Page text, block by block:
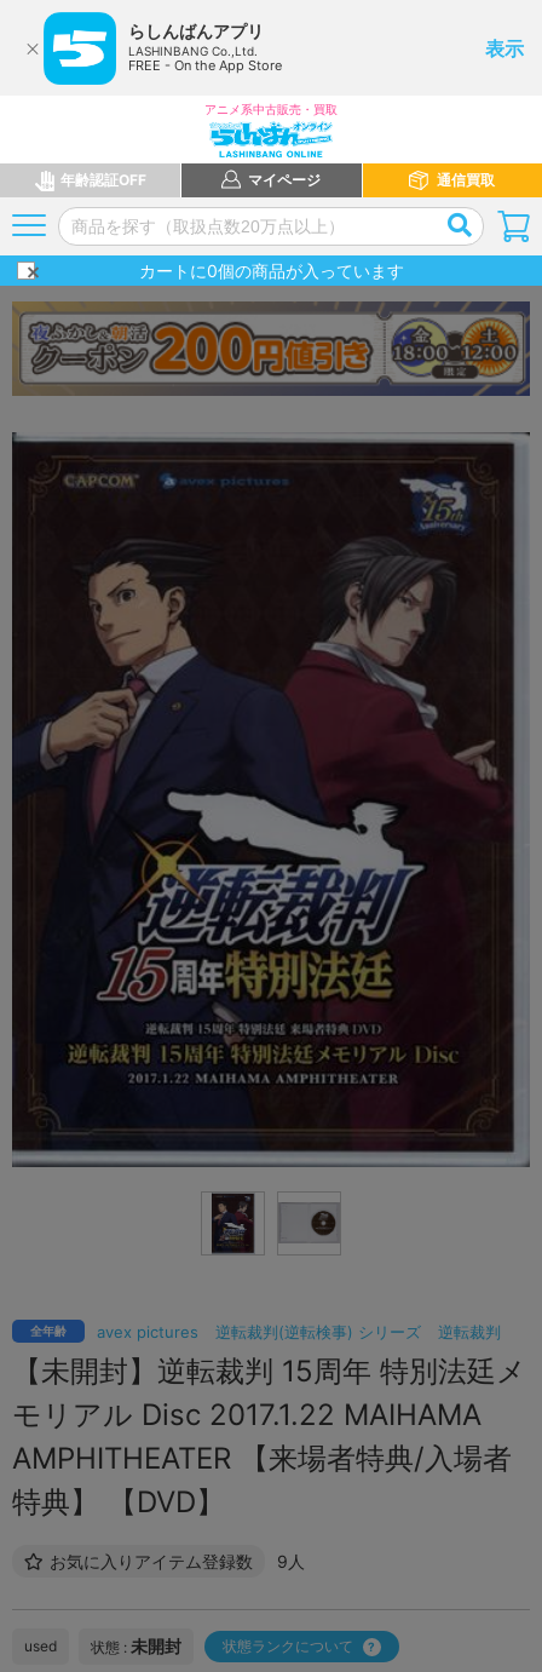
らしんばんアプリ
LASHINBANG Co.,Ltd.
FREE - On the App Store
表示
アニメ系中古販売・買取
年齢認証OFF マイページ 通信買取
カートに0個の商品が入っています
avex pictures 逆転裁判(逆転検事) シリーズ 逆転裁判
全年齢
【未開封】逆転裁判 15周年 特別法廷メ
モリアル Disc 2017.1.22 MAIHAMA
AMPHITHEATER 【来場者特典/入場者
特典】 【DVD】
お気に入りアイテム登録数 9人
used 状態 : 未開封 状態ランクについて